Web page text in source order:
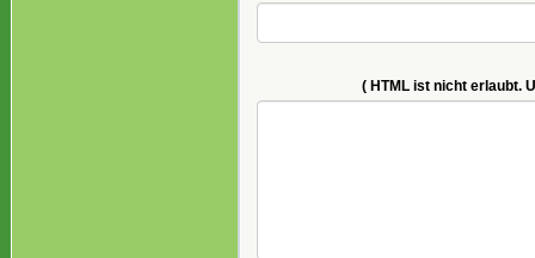
( HTML ist nicht erlaubt.